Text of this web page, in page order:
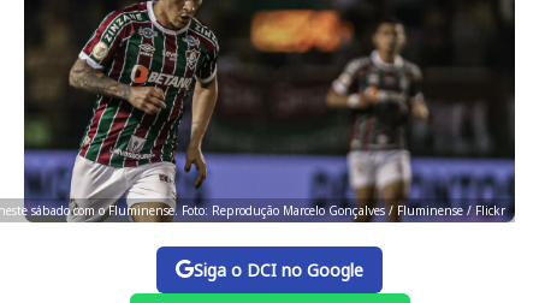
sábado com o Fluminense. Foto: Reprodução Marcelo Gonçalves / Fluminense / Flickr
Siga o DCI no Google